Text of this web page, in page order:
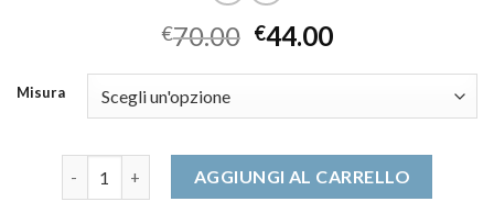
€70.00 €44.00
Misura
scarpe da montagna quantitàAGGIUNGI AL CARRELLO